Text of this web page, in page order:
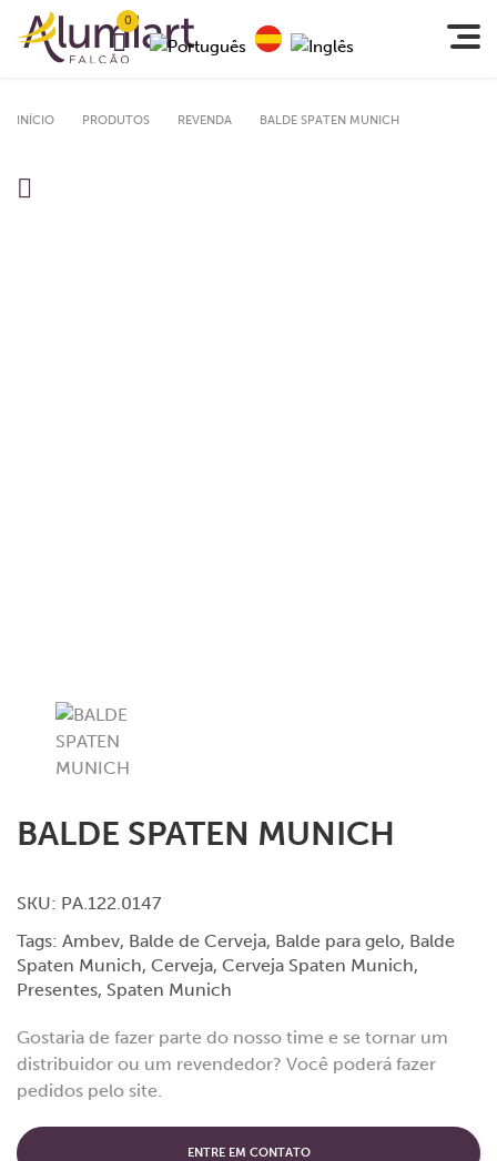
0
INÍCIO PRODUTOS REVENDA BALDE SPATEN MUNICH
BALDE SPATEN MUNICH
SKU: PA.122.0147
Tags: Ambev, Balde de Cerveja, Balde para gelo, Balde
Spaten Munich, Cerveja, Cerveja Spaten Munich,
Presentes, Spaten Munich
Gostaria de fazer parte do nosso time e se tornar um
distribuidor ou um revendedor? Você poderá fazer
pedidos pelo site.
ENTRE EM CONTATO